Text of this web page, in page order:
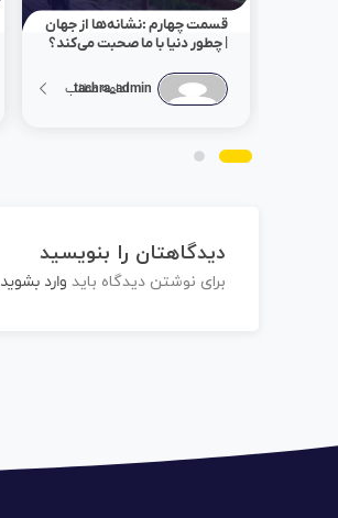
قسمت چهارم :نشانه‌ها از جهان
| چطور دنیا با ما صحبت می‌کند؟
tachra_admin
ادامه مطلب
دیدگاهتان را بنویسید
برای نوشتن دیدگاه باید وارد بشوید